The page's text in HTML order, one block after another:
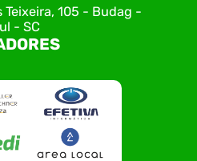
Teixeira, 105 - Budag -
- SC